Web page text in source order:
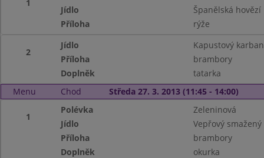
1
Jídlo
Španělská hovězí
Příloha
rýže
2
Jídlo
Kapustový
Příloha
brambory
Doplněk
tatarka
Menu
Chod Středa 27. 3. 2013 (11:45 - 14:00)
1
Polévka
Zeleninová
Jídlo
Vepřový
Příloha
brambory
Doplněk
okurka